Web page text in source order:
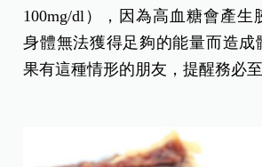
100mg/dl），因為高血糖會產
身體無法獲得足夠的能量而造成
果有這種情形的朋友，提醒務必